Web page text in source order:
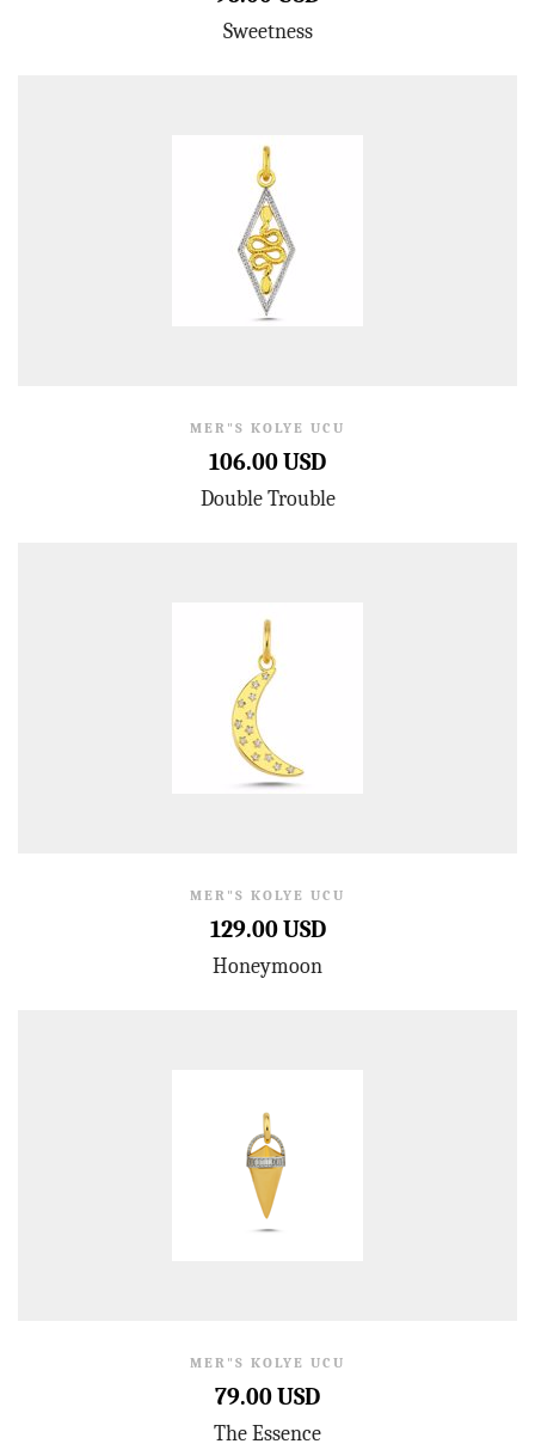
Sweetness
MER"S KOLYE UCU
106.00 USD
Double Trouble
MER"S KOLYE UCU
129.00 USD
Honeymoon
MER"S KOLYE UCU
79.00 USD
The Essence